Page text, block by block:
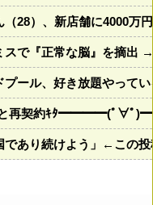
28）、新店舗に4000万
スで『正常な脳』を摘出
プール、好き放題やって
京と再契約ｷﾀ━━━━(ﾟ∀
であり続けよう」←この